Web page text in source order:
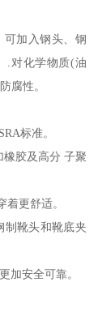
可加入钢头、钢
.对化学物质(油
腐性。
标准。
胶及高分 子聚
更舒适。
制靴头和靴底夹
加安全可靠。